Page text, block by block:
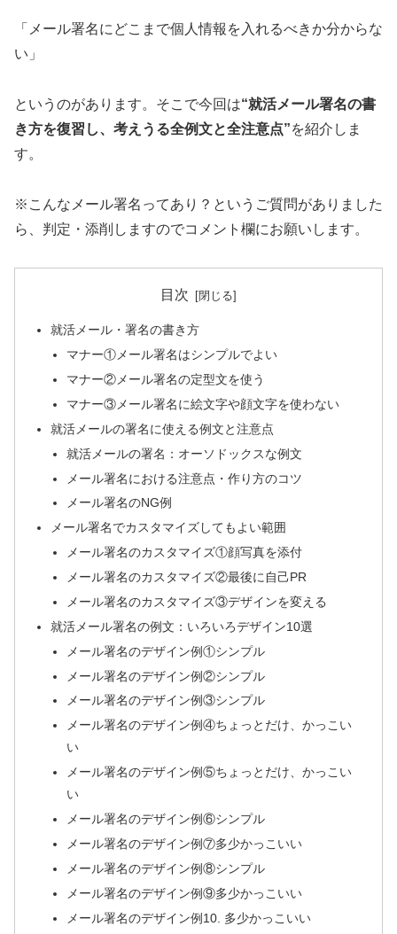
「メール署名にどこまで個人情報を入れるべきか分からな
い」
というのがあります。そこで今回は“就活メール署名の書
き方を復習し、考えうる全例文と全注意点”を紹介しま
す。
※こんなメール署名ってあり？というご質問がありました
ら、判定・添削しますのでコメント欄にお願いします。
目次
就活メール・署名の書き方
マナー①メール署名はシンプルでよい
マナー②メール署名の定型文を使う
マナー③メール署名に絵文字や顔文字を使わない
就活メールの署名に使える例文と注意点
就活メールの署名：オーソドックスな例文
メール署名における注意点・作り方のコツ
メール署名のNG例
メール署名でカスタマイズしてもよい範囲
メール署名のカスタマイズ①顔写真を添付
メール署名のカスタマイズ②最後に自己PR
メール署名のカスタマイズ③デザインを変える
就活メール署名の例文：いろいろデザイン10選
メール署名のデザイン例①シンプル
メール署名のデザイン例②シンプル
メール署名のデザイン例③シンプル
メール署名のデザイン例④ちょっとだけ、かっこい
い
メール署名のデザイン例⑤ちょっとだけ、かっこい
い
メール署名のデザイン例⑥シンプル
メール署名のデザイン例⑦多少かっこいい
メール署名のデザイン例⑧シンプル
メール署名のデザイン例⑨多少かっこいい
メール署名のデザイン例10. 多少かっこいい